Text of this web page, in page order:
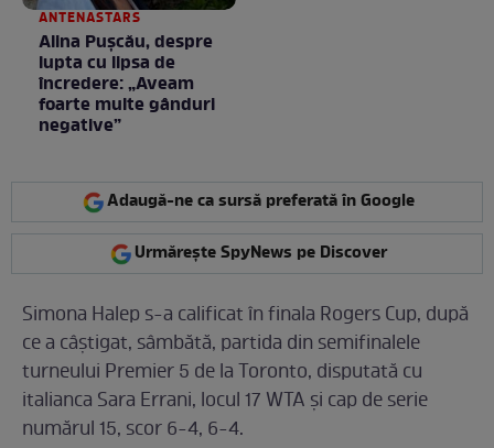
ANTENASTARS
Alina Pușcău, despre
lupta cu lipsa de
încredere: „Aveam
foarte multe gânduri
negative”
Adaugă-ne ca sursă preferată în Google
Urmărește SpyNews pe Discover
Simona Halep s-a calificat în finala Rogers Cup, după
ce a câştigat, sâmbătă, partida din semifinalele
turneului Premier 5 de la Toronto, disputată cu
italianca Sara Errani, locul 17 WTA şi cap de serie
numărul 15, scor 6-4, 6-4.